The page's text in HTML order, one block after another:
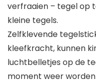
verfraaien – tegel op
kleine tegels.
Zelfklevende
kleefkracht, kunnen
luchtbelletjes op de
moment weer